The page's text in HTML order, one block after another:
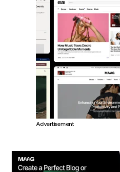
Advertisement